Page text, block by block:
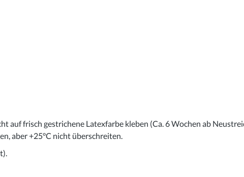
auf frisch gestrichene Latexfarbe kleben (Ca. 6 Wochen ab
aber +25°C nicht überschreiten.